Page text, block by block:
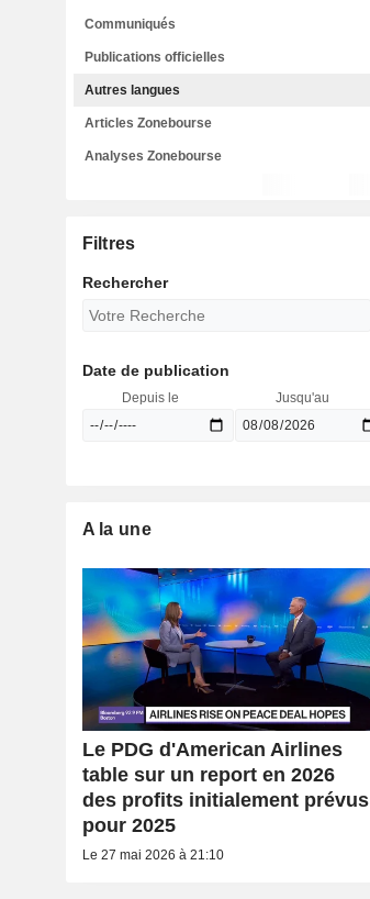
Communiqués
Publications officielles
Autres langues
Articles Zonebourse
Analyses Zonebourse
Filtres
Rechercher
Date de publication
Depuis le Jusqu'au
A la une
Le PDG d'American Airlines
table sur un report en 2026
des profits initialement prévus
pour 2025
Le 27 mai 2026 à 21:10